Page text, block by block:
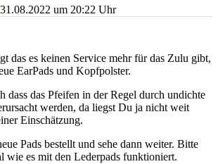
31.08.2022 um 20:22 Uhr
das es keinen Service mehr für das Zulu gibt,
EarPads und Kopfpolster.
dass das Pfeifen in der Regel durch undichte
werden, da liegst Du ja nicht weit
Einschätzung.
Pads bestellt und sehe dann weiter. Bitte
wie es mit den Lederpads funktioniert.